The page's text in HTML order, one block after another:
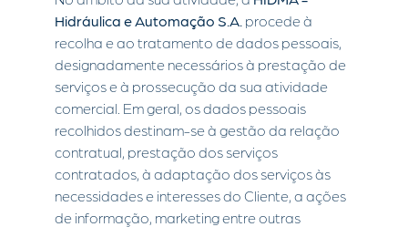
Hidráulica e Automação S.A. procede à
recolha e ao tratamento de dados pessoais,
designadamente necessários à prestação de
serviços e à prossecução da sua atividade
comercial. Em geral, os dados pessoais
recolhidos destinam-se à gestão da relação
contratual, prestação dos serviços
contratados, à adaptação dos serviços às
necessidades e interesses do Cliente, a ações
de informação, marketing entre outras